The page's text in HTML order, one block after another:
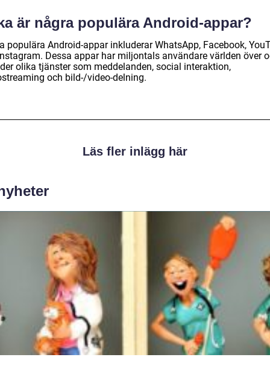
är några populära Android-appar?
populära Android-appar inkluderar WhatsApp, Facebook,
Dessa appar har miljontals användare världen över
olika tjänster som meddelanden, social interaktion,
och bild-/video-delning.
Läs fler inlägg här